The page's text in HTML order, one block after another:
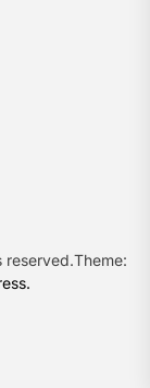
reserved.Theme: